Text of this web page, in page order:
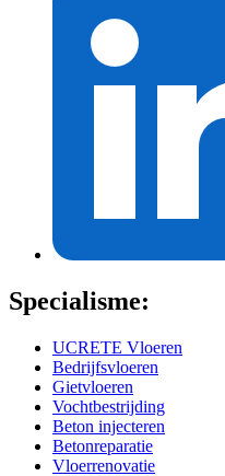
Specialisme:
UCRETE Vloeren
Bedrijfsvloeren
Gietvloeren
Vochtbestrijding
Beton injecteren
Betonreparatie
Vloerrenovatie